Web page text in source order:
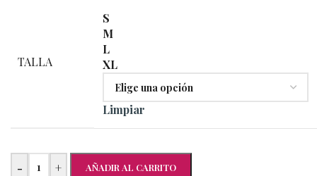
TALLA
S
M
L
XL
Limpiar
- + AÑADIR AL CARRITO